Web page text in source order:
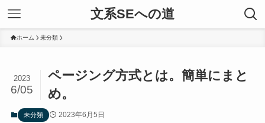
文系SEへの道
ホーム 未分類
ページング方式とは。簡単にまと
め。
2023
6/05
未分類 2023年6月5日